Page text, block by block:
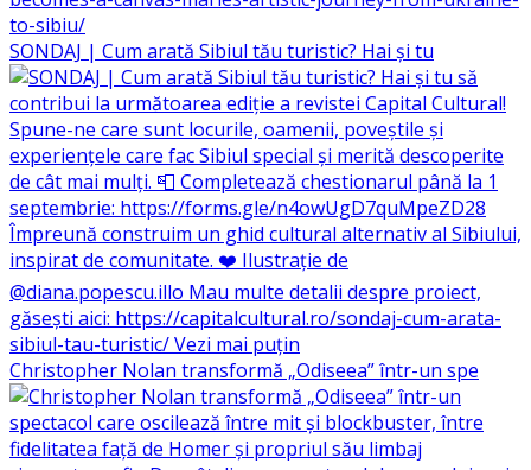
SONDAJ | Cum arată Sibiul tău turistic? Hai și tu
Christopher Nolan transformă „Odiseea” într-un spe